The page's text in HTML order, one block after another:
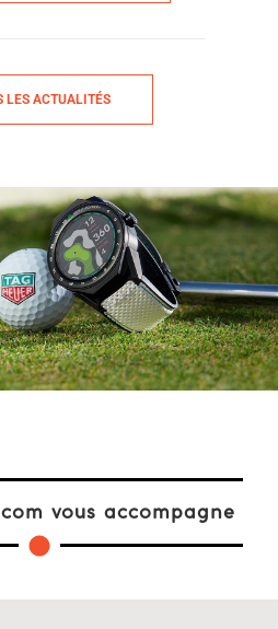
LES ACTUALITÉS
com vous accompagne